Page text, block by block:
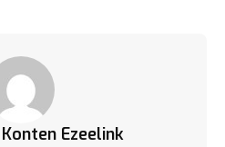
Ezeelink